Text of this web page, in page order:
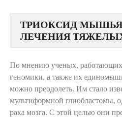
ТРИОКСИД
ЛЕЧЕНИЯ
По мнению ученых, работающих
геномики, а также их
можно преодолеть. Им стало
мультиформной глиобластомы,
рака мозга. С этой целью они